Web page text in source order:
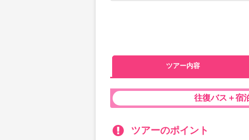
ツアー内容
往復バス＋宿
ツアーのポイント